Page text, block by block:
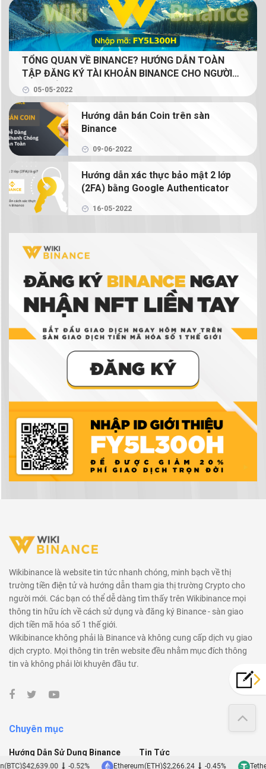
Binance P2P là gì? Cách mua bán coin bằng VND
với Binance P2P
Mua bán coin trên Binance với 2 lệnh cơ bản: lệnh
Limit và lệnh Market
Binance Earn là gì? Tạo thu nhập thụ động từ
crypto với Binance Earn
Margin Binance là gì? Hướng dẫn sử dụng Margin
trên Binance
Hướng dẫn chi tiết cách giao dịch Binance
Futures
NFT là gì? Hướng dẫn mua bán và tạo NFT trên
Binance
Ví tiền điện tử là gì? Có thực sự cần ví tiền điện
tử để giao dịch tiền điện tử không?
TỔNG QUAN VỀ BINANCE? HƯỚNG DẪN TOÀN
TẬP ĐĂNG KÝ TÀI KHOẢN BINANCE CHO NGƯỜI
MỚI (GIẢM 20% PHÍ GIAO DỊCH TRỌN ĐỜI CHO
NGƯỜI ĐỌC)
05-05-2022
Hướng dẫn bán Coin trên sàn
Binance
09-06-2022
Hướng dẫn xác thực bảo mật 2 lớp
(2FA) bằng Google Authenticator
16-05-2022
Wikibinance là website tin tức nhanh chóng, minh bạch về thị
trường tiền điện tử và hướng dẫn tham gia thị trường Crypto cho
người mới. Các bạn có thể dễ dàng tìm thấy trên Wikibinance mọi
thông tin hữu ích về cách sử dụng và đăng ký Binance - sàn giao
dịch tiền mã hóa số 1 thế giới.
Wikibinance không phải là Binance và không cung cấp dịch vụ giao
dịch crypto. Mọi thông tin trên website đều nhằm mục đích thông
tin và không phải lời khuyên đầu tư.
Chuyên mục
Hướng Dẫn Sử Dụng Binance
Cho Người Mới
Tin Tức
$42,639.00 -0.52% Ethereum(ETH)$2,266.24 -0.45%